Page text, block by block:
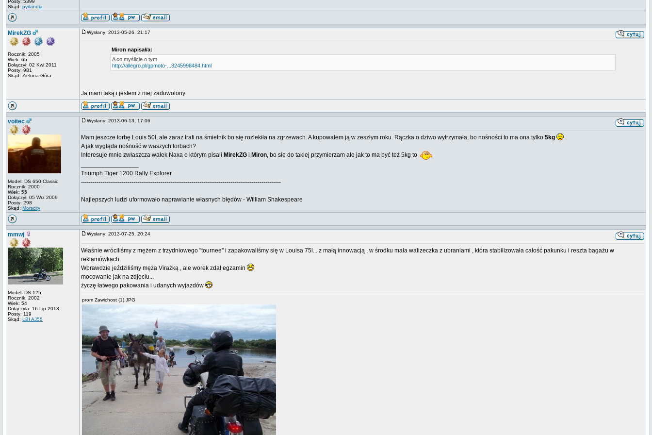
Posty: 5399
Skąd: pyrlandia
MirekZG
Rocznik: 2005
Wiek: 65
Dołączył: 02 Kwi 2011
Posty: 981
Skąd: Zielona Góra
Wysłany: 2013-05-26, 21:17
Miron napisał/a:
A co myślicie o tym
http://allegro.pl/gpmoto-...3245998484.html
Ja mam taką i jestem z niej zadowolony
voitec
Model: DS 650 Classic
Rocznik: 2000
Wiek: 55
Dołączył: 05 Wrz 2009
Posty: 298
Skąd: Morscity
Wysłany: 2013-06-13, 17:06
Mam jeszcze torbę Louis 50l, ale zaraz trafi na śmietnik bo się rozlekiła na zgrzewach. A kupowałem ją w zeszłym roku. Rączka o dziwo wytrzymała, bo nośności to ma ona tylko 5kg
A jak wygląda nośność w waszych torbach?
Interesuje mnie zwłaszcza wałek Naxa o którym pisali MirekZG i Miron, bo się do takiej przymierzam ale jak to ma być też 5kg to
Triumph Tiger 1200 Rally Explorer
-------------------------------------------------------------------------------------------------------
Najlepszych ludzi uformowało naprawianie własnych błędów - William Shakespeare
mmwj
Model: DS 125
Rocznik: 2002
Wiek: 54
Dołączyła: 16 Lip 2013
Posty: 119
Skąd: LBI AJ55
Wysłany: 2013-07-25, 20:24
Właśnie wróciliśmy z mężem z trzydniowego "tournee" i zapakowaliśmy się w Louisa 75l... z małą innowacją , w środku mała walizeczka z ubraniami , która stabilizowała całość pakunku i reszta bagażu w
reklamówkach.
Wprawdzie jeździliśmy męża Virażką , ale worek zdał egzamin
mocowanie jak na zdjęciu...
życzę łatwego pakowania i udanych wyjazdów
prom Zawichost (1).JPG